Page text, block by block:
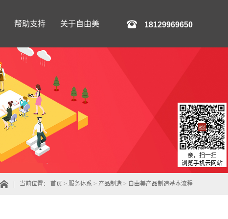
帮助支持 关于自由美 18129969650
当前位置： 首页 > 服务体系 > 产品制造 > 自由美产品制造基本流程
亲，扫一扫
浏览手机云网站